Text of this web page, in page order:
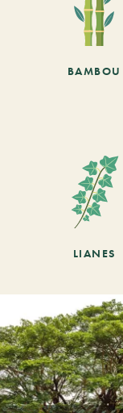
BAMBOU
LIANES